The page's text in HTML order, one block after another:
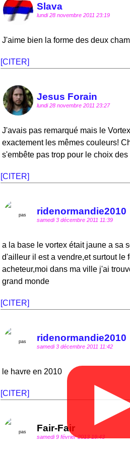
Slava
lundi 28 novembre 2011 23:19
J'aime bien la forme des deux
[CITER]
Jesus Forain
lundi 28 novembre 2011 23:27
J'avais pas remarqué mais le
exactement les mêmes couleurs!
s'embête pas trop pour le choix des
[CITER]
ridenormandie2010
samedi 3 décembre 2011 11:39
a la base le vortex était jaune a sa
d'ailleur il est a vendre,et surtout le
acheteur,moi dans ma ville j'ai
grand monde
[CITER]
ridenormandie2010
samedi 3 décembre 2011 11:42
le havre en 2010
[CITER]
Fair-Fair
samedi 9 février 2013 19:43